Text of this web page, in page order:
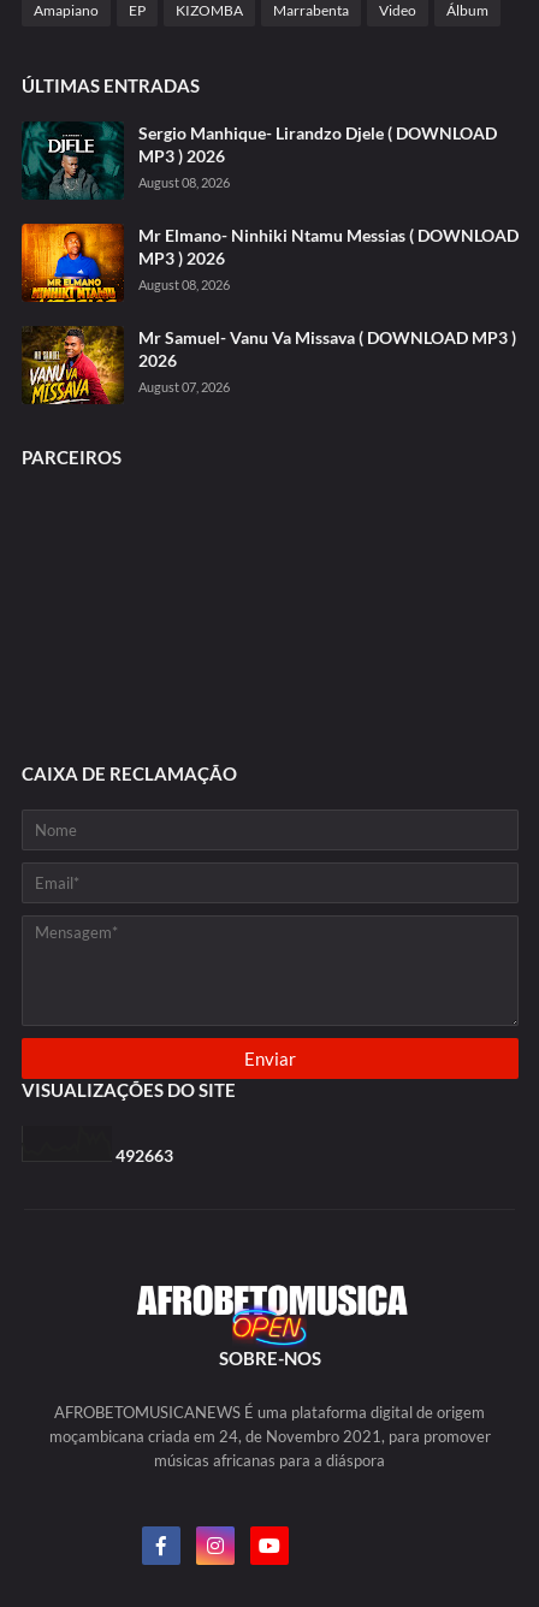
Amapiano EP KIZOMBA Marrabenta Video Álbum
ÚLTIMAS ENTRADAS
Sergio Manhique- Lirandzo Djele ( DOWNLOAD
MP3 ) 2026
August 08, 2026
Mr Elmano- Ninhiki Ntamu Messias ( DOWNLOAD
MP3 ) 2026
August 08, 2026
Mr Samuel- Vanu Va Missava ( DOWNLOAD MP3 )
2026
August 07, 2026
PARCEIROS
CAIXA DE RECLAMAÇÃO
VISUALIZAÇÕES DO SITE
492663
SOBRE-NOS
AFROBETOMUSICANEWS É uma plataforma digital de origem
moçambicana criada em 24, de Novembro 2021, para promover
músicas africanas para a diáspora